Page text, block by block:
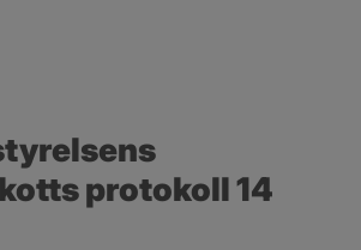
protokoll 14